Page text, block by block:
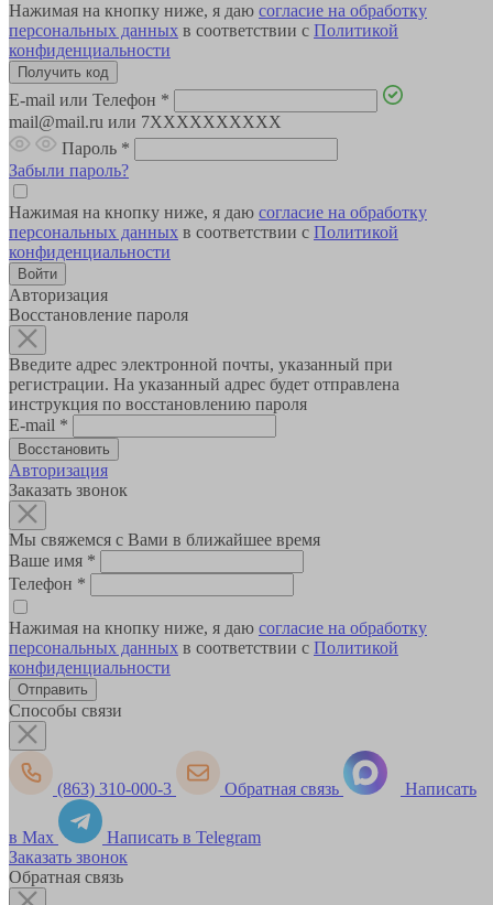
Нажимая на кнопку ниже, я даю согласие на обработку
персональных данных в соответствии с Политикой
конфиденциальности
E-mail или Телефон *
mail@mail.ru или 7XXXXXXXXXX
Пароль *
Забыли пароль?
Нажимая на кнопку ниже, я даю согласие на обработку
персональных данных в соответствии с Политикой
конфиденциальности
Авторизация
Восстановление пароля
Введите адрес электронной почты, указанный при
регистрации. На указанный адрес будет отправлена
инструкция по восстановлению пароля
E-mail *
Авторизация
Заказать звонок
Мы свяжемся с Вами в ближайшее время
Ваше имя *
Телефон *
Нажимая на кнопку ниже, я даю согласие на обработку
персональных данных в соответствии с Политикой
конфиденциальности
Способы связи
(863) 310-000-3 Обратная связь Написать
в Max
Написать в Telegram
Заказать звонок
Обратная связь